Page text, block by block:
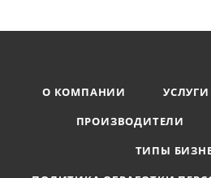
О КОМПАНИИ УСЛУГИ
ПРОИЗВОДИТЕЛИ
ТИПЫ